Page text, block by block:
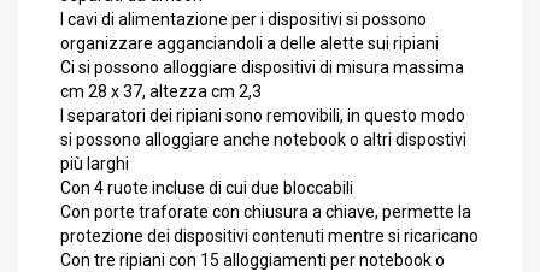
I cavi di alimentazione per i dispositivi si possono
organizzare agganciandoli a delle alette sui ripiani
Ci si possono alloggiare dispositivi di misura massima
cm 28 x 37, altezza cm 2,3
I separatori dei ripiani sono removibili, in questo modo
si possono alloggiare anche notebook o altri dispostivi
più larghi
Con 4 ruote incluse di cui due bloccabili
Con porte traforate con chiusura a chiave, permette la
protezione dei dispositivi contenuti mentre si ricaricano
Con tre ripiani con 15 alloggiamenti per notebook o